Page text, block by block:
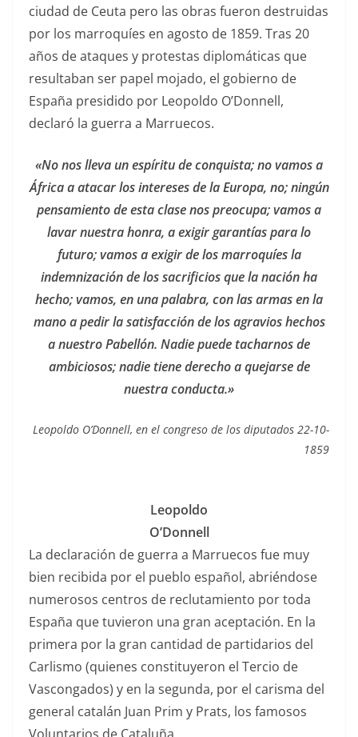
ciudad de Ceuta pero las obras fueron destruidas
por los marroquíes en agosto de 1859. Tras 20
años de ataques y protestas diplomáticas que
resultaban ser papel mojado, el gobierno de
España presidido por Leopoldo O’Donnell,
declaró la guerra a Marruecos.
«No nos lleva un espíritu de conquista; no vamos a
África a atacar los intereses de la Europa, no; ningún
pensamiento de esta clase nos preocupa; vamos a
lavar nuestra honra, a exigir garantías para lo
futuro; vamos a exigir de los marroquíes la
indemnización de los sacrificios que la nación ha
hecho; vamos, en una palabra, con las armas en la
mano a pedir la satisfacción de los agravios hechos
a nuestro Pabellón. Nadie puede tacharnos de
ambiciosos; nadie tiene derecho a quejarse de
nuestra conducta.»
Leopoldo O’Donnell, en el congreso de los diputados 22-10-
1859
Leopoldo
O’Donnell
La declaración de guerra a Marruecos fue muy
bien recibida por el pueblo español, abriéndose
numerosos centros de reclutamiento por toda
España que tuvieron una gran aceptación. En la
primera por la gran cantidad de partidarios del
Carlismo (quienes constituyeron el Tercio de
Vascongados) y en la segunda, por el carisma del
general catalán Juan Prim y Prats, los famosos